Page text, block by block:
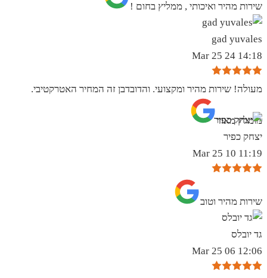
שירות מהיר ואיכותי , ממליץ בחום !
gad yuvales
14:18 24 Mar 25
מעולה! שירות מהיר ומקצועי. והדובדבן זה המחיר האטרקטיבי.
מומלץ מאוד
יצחק כפיר
11:19 10 Mar 25
שירות מהיר וטוב
גד יובלס
12:06 06 Mar 25